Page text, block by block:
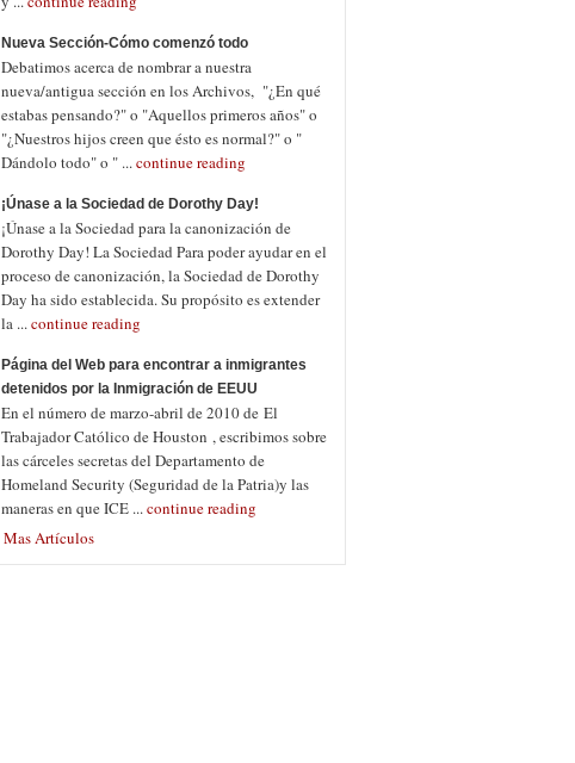
Nueva Sección-Cómo comenzó todo
Debatimos acerca de nombrar a nuestra
nueva/antigua sección en los Archivos, "¿En qué
estabas pensando?" o "Aquellos primeros años" o
"¿Nuestros hijos creen que ésto es normal?" o "
Dándolo todo" o " ...continue reading
¡Únase a la Sociedad de Dorothy Day!
¡Únase a la Sociedad para la canonización de
Dorothy Day! La Sociedad Para poder ayudar en el
proceso de canonización, la Sociedad de Dorothy
Day ha sido establecida. Su propósito es extender
la ...continue reading
Página del Web para encontrar a inmigrantes
detenidos por la Inmigración de EEUU
En el número de marzo-abril de 2010 de El
Trabajador Católico de Houston , escribimos sobre
las cárceles secretas del Departamento de
Homeland Security (Seguridad de la Patria)y las
maneras en que ICE ...continue reading
Mas Artículos